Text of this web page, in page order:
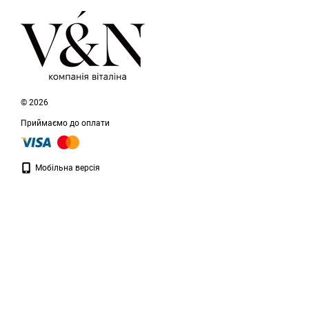
© 2026
Приймаємо до оплати
Мобільна версія